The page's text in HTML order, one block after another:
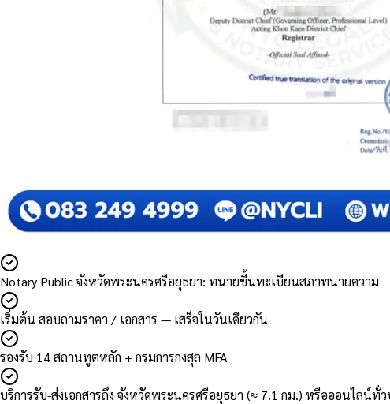
Notary Public จังหวัดพระนครศรีอยุธยา: ทนายขึ้นทะเบียนสภาทนายความ
เริ่มต้น สอบถามราคา / เอกสาร — เสร็จในวันเดียวกัน
รองรับ 14 สถานทูตหลัก + กรมการกงสุล MFA
บริการรับ-ส่งเอกสารถึง จังหวัดพระนครศรีอยุธยา (≈ 7.1 กม.) หรือออนไลน์ทั่